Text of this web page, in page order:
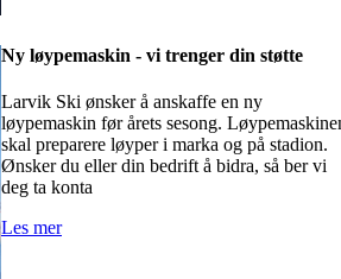
Ny løypemaskin - vi trenger din støtte
Larvik Ski ønsker å anskaffe en ny
løypemaskin før årets sesong.
skal preparere løyper i marka og på stadion.
Ønsker du eller din bedrift å bidra, så ber vi
deg ta konta
Les mer